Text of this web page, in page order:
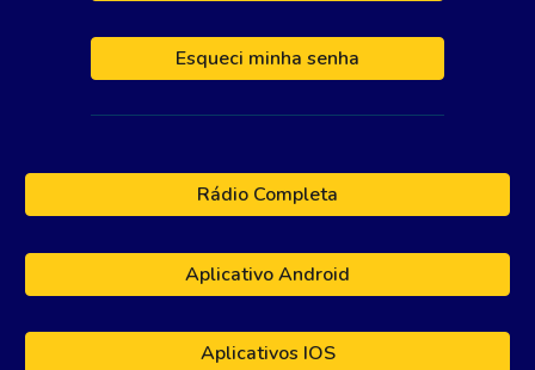
Esqueci minha senha
Rádio Completa
Aplicativo Android
Aplicativos IOS